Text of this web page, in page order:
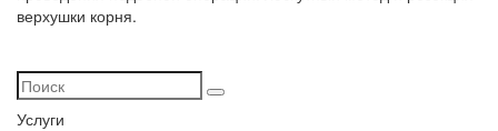
верхушки корня.
Услуги